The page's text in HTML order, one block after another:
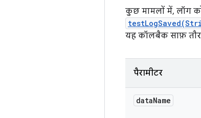
कुछ मामलों में, लॉग
यह कॉलबैक साफ़
पैरामीटर
dataName